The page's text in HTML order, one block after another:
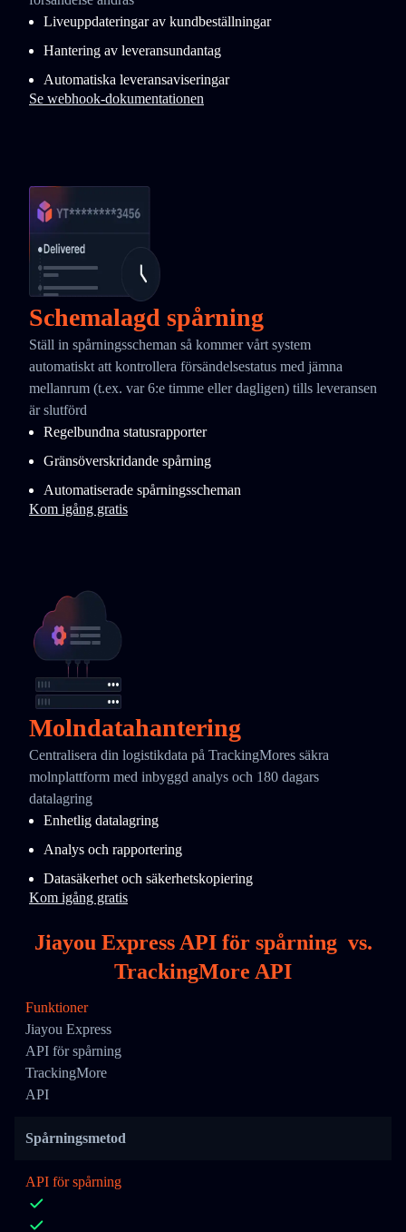
Liveuppdateringar av kundbeställningar
Hantering av leveransundantag
Automatiska leveransaviseringar
Se webhook-dokumentationen
Schemalagd spårning
Ställ in spårningsscheman så kommer vårt system
automatiskt att kontrollera försändelsestatus med jämna
mellanrum (t.ex. var 6:e timme eller dagligen) tills leveransen
är slutförd
Regelbundna statusrapporter
Gränsöverskridande spårning
Automatiserade spårningsscheman
Kom igång gratis
Molndatahantering
Centralisera din logistikdata på TrackingMores säkra
molnplattform med inbyggd analys och 180 dagars
datalagring
Enhetlig datalagring
Analys och rapportering
Datasäkerhet och säkerhetskopiering
Kom igång gratis
Jiayou Express API för spårning vs.
TrackingMore API
Funktioner
Jiayou Express
API för spårning
TrackingMore
API
Spårningsmetod
API för spårning